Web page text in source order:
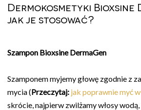
Dermokosmetyki Bioxsine
jak je stosować?
Szampon Bioxsine DermaGen
Szamponem myjemy głowę zgodnie z
mycia (Przeczytaj: jak poprawnie myć
skrócie, najpierw zwilżamy włosy wodą,